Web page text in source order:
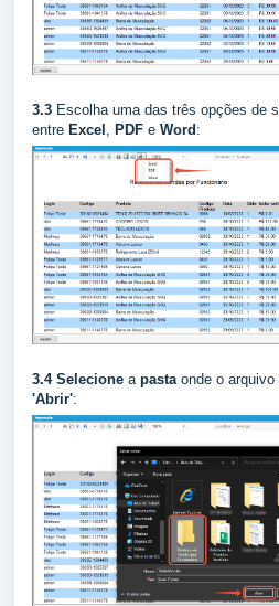
3.3 Escolha uma das três opções de
entre Excel , PDF e Word :
3.4 Selecione a pastaonde o arquivo
'Abrir':